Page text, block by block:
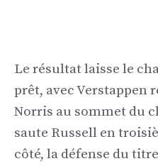
Le résultat laisse le
prêt, avec Verstappen
Norris au sommet du
saute Russell en
côté, la défense du